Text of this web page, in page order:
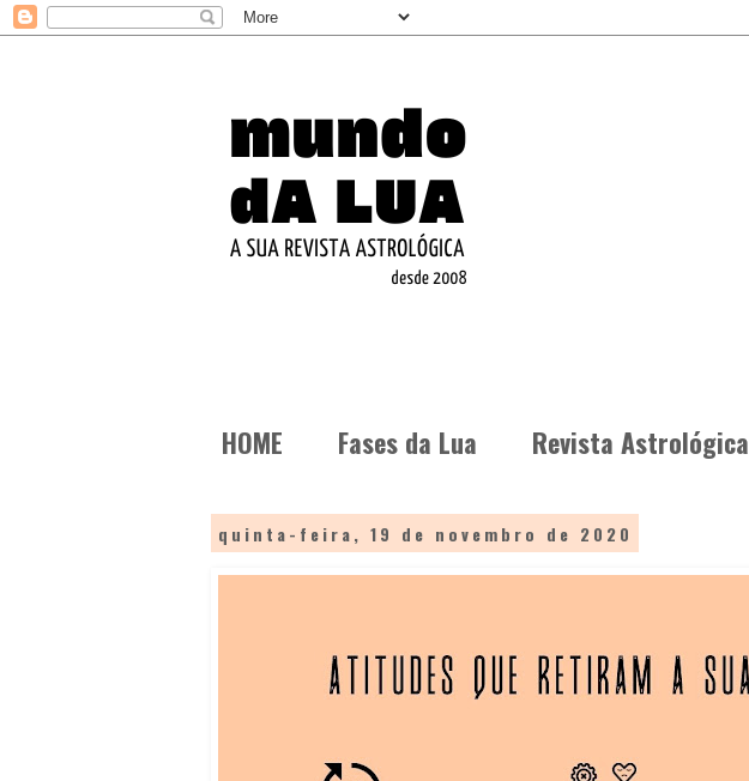
HOME Fases da Lua Revista Astrológica
quinta-feira, 19 de novembro de 2020